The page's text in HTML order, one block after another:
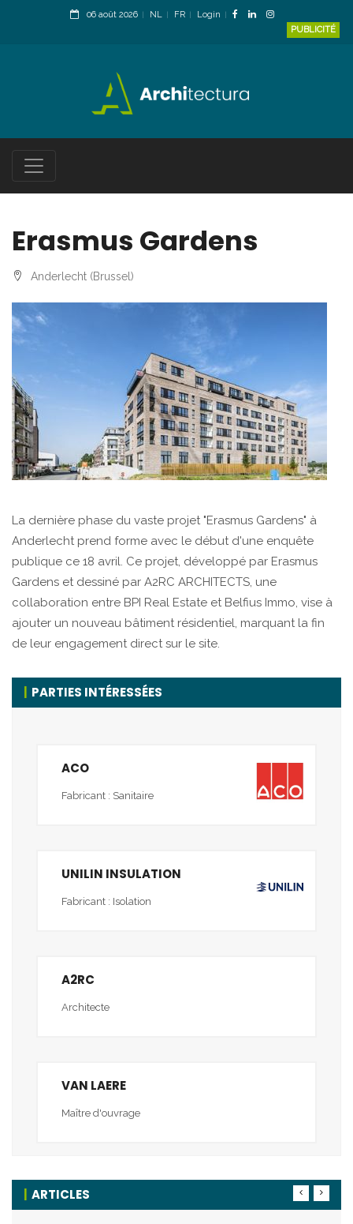
06 août 2026 NL FR
Login
PUBLICITÉ
Erasmus Gardens
Anderlecht (Brussel)
La dernière phase du vaste projet "Erasmus Gardens" à
Anderlecht prend forme avec le début d'une enquête
publique ce 18 avril. Ce projet, développé par Erasmus
Gardens et dessiné par A2RC ARCHITECTS, une
collaboration entre BPI Real Estate et Belfius Immo, vise à
ajouter un nouveau bâtiment résidentiel, marquant la fin
de leur engagement direct sur le site.
PARTIES INTÉRESSÉES
ACO
Fabricant : Sanitaire
UNILIN INSULATION
Fabricant : Isolation
A2RC
Architecte
VAN LAERE
Maître d'ouvrage
ARTICLES